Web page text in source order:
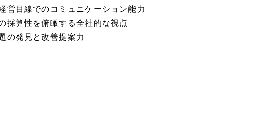
営目線でのコミュニケーション能力
採算性を俯瞰する全社的な視点
の発見と改善提案力